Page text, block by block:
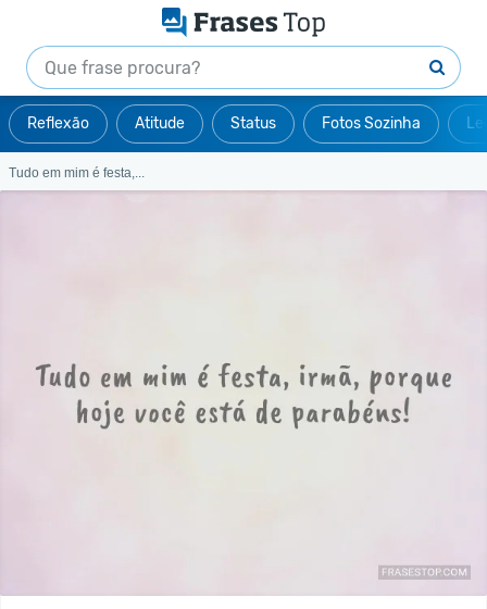
Reflexão Atitude Status Fotos Sozinha
Tudo em mim é festa,...